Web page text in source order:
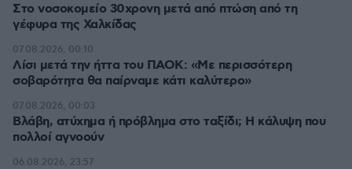
Στο νοσοκομείο 30χρονη μετά από πτώση από τη
γέφυρα της Χαλκίδας
Λίσι μετά την ήττα του ΠΑΟΚ: «Με περισσότερη
σοβαρότητα θα παίρναμε κάτι καλύτερο»
07.08.2026, 00:10
Βλάβη, ατύχημα ή πρόβλημα στο ταξίδι; Η κάλυψη που
πολλοί αγνοούν
07.08.2026, 00:03
06.08.2026, 23:57